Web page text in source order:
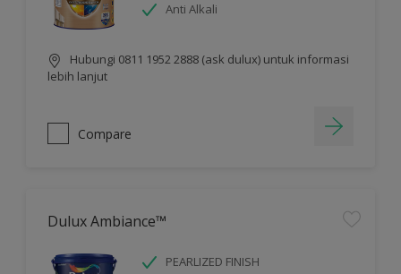
Anti Alkali
Hubungi 0811 1952 2888 (ask dulux) untuk informasi
lebih lanjut
Compare
Dulux Ambiance™
PEARLIZED FINISH